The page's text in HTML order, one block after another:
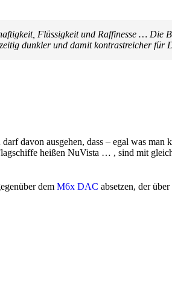
Flüssigkeit und Raffinesse … Die
dunkler und damit kontrastreicher für
davon ausgehen, dass – egal was man
heißen NuVista … , sind mit
dem M6x DAC absetzen, der